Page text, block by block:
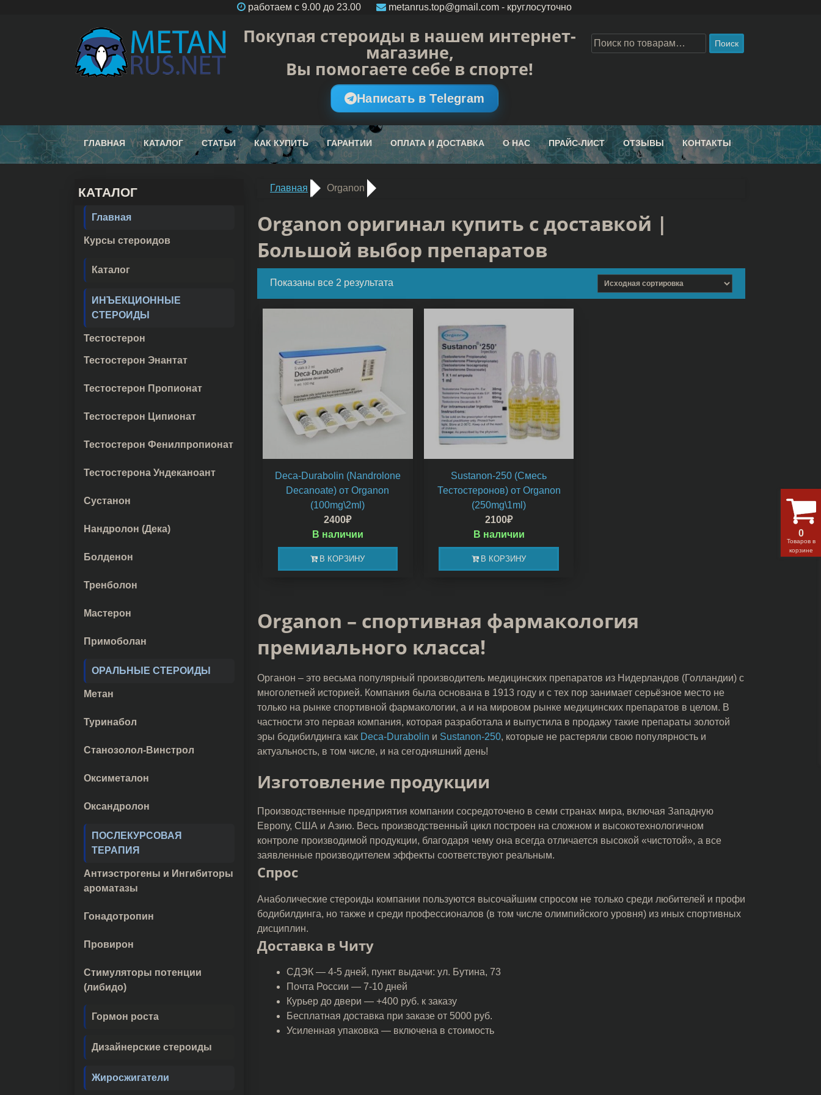
работаем c 9.00 до 23.00 metanrus.top@gmail.com- круглосуточно
Покупая стероиды в нашем интернет-
магазине,
Вы помогаете себе в спорте!
Написать в Telegram
Поиск
ГЛАВНАЯ КАТАЛОГ СТАТЬИ КАК КУПИТЬ ГАРАНТИИ ОПЛАТА И ДОСТАВКА О НАС ПРАЙС-ЛИСТ ОТЗЫВЫ КОНТАКТЫ
КАТАЛОГ
Главная
Курсы стероидов
Каталог
ИНЪЕКЦИОННЫЕ
СТЕРОИДЫ
Тестостерон
Тестостерон Энантат
Тестостерон Пропионат
Тестостерон Ципионат
Тестостерон Фенилпропионат
Тестостерона Ундеканоант
Сустанон
Нандролон (Дека)
Болденон
Тренболон
Мастерон
Примоболан
ОРАЛЬНЫЕ СТЕРОИДЫ
Метан
Туринабол
Станозолол-Винстрол
Оксиметалон
Оксандролон
ПОСЛЕКУРСОВАЯ
ТЕРАПИЯ
Антиэстрогены и Ингибиторы
ароматазы
Гонадотропин
Провирон
Стимуляторы потенции
(либидо)
Гормон роста
Дизайнерские стероиды
Жиросжигатели
Главная Organon
Organon оригинал купить с доставкой |
Большой выбор препаратов
Показаны все 2 результата
Deca-Durabolin (Nandrolone
Decanoate) от Organon
(100mg\2ml)
2400₽
В КОРЗИНУ
В наличии
Sustanon-250 (Смесь
Тестостеронов) от Organon
(250mg\1ml)
2100₽
В КОРЗИНУ
В наличии
Organon – спортивная фармакология
премиального класса!
Органон – это весьма популярный производитель медицинских препаратов из Нидерландов (Голландии) с
многолетней историей. Компания была основана в 1913 году и с тех пор занимает серьёзное место не
только на рынке спортивной фармакологии, а и на мировом рынке медицинских препаратов в целом. В
частности это первая компания, которая разработала и выпустила в продажу такие препараты золотой
эры бодибилдинга как Deca-Durabolin и Sustanon-250, которые не растеряли свою популярность и
актуальность, в том числе, и на сегодняшний день!
Изготовление продукции
Производственные предприятия компании сосредоточено в семи странах мира, включая Западную
Европу, США и Азию. Весь производственный цикл построен на сложном и высокотехнологичном
контроле производимой продукции, благодаря чему она всегда отличается высокой «чистотой», а все
заявленные производителем эффекты соответствуют реальным.
Спрос
Анаболические стероиды компании пользуются высочайшим спросом не только среди любителей и профи
бодибилдинга, но также и среди профессионалов (в том числе олимпийского уровня) из иных спортивных
дисциплин.
Доставка в Читу
СДЭК — 4-5 дней, пункт выдачи: ул. Бутина, 73
Почта России — 7-10 дней
Курьер до двери — +400 руб. к заказу
Бесплатная доставка при заказе от 5000 руб.
Усиленная упаковка — включена в стоимость
0
Товаров в
корзине